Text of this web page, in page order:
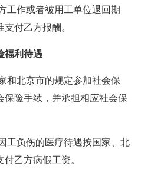
工作或者被用工单位退回期
付乙方报酬。
福利待遇
和北京市的规定参加社会保
保险手续，并承担相应社会保
工负伤的医疗待遇按国家、北
乙方病假工资。